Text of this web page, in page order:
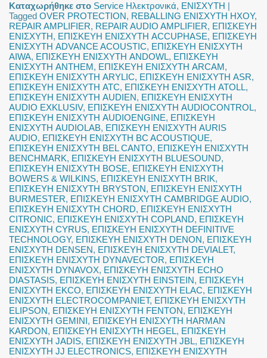
Καταχωρήθηκε στο Service Ηλεκτρονικά, ΕΝΙΣΧΥΤΗ |
Tagged OVER PROTECTION, REBALLING ΕΝΙΣΧΥΤΗ ΗΧΟΥ,
REPAIR AMPLIFIER, REPAIR AUDIO AMPLIFIER, ΕΠΙΣΚΕΥΗ
ΕΝΙΣΧΥΤΗ, ΕΠΙΣΚΕΥΗ ΕΝΙΣΧΥΤΗ ACCUPHASE, ΕΠΙΣΚΕΥΗ
ΕΝΙΣΧΥΤΗ ADVANCE ACOUSTIC, ΕΠΙΣΚΕΥΗ ΕΝΙΣΧΥΤΗ
AIWA, ΕΠΙΣΚΕΥΗ ΕΝΙΣΧΥΤΗ ANDOWL, ΕΠΙΣΚΕΥΗ
ΕΝΙΣΧΥΤΗ ANTHEM, ΕΠΙΣΚΕΥΗ ΕΝΙΣΧΥΤΗ ARCAM,
ΕΠΙΣΚΕΥΗ ΕΝΙΣΧΥΤΗ ARYLIC, ΕΠΙΣΚΕΥΗ ΕΝΙΣΧΥΤΗ ASR,
ΕΠΙΣΚΕΥΗ ΕΝΙΣΧΥΤΗ ATC, ΕΠΙΣΚΕΥΗ ΕΝΙΣΧΥΤΗ ATOLL,
ΕΠΙΣΚΕΥΗ ΕΝΙΣΧΥΤΗ AUDIEN, ΕΠΙΣΚΕΥΗ ΕΝΙΣΧΥΤΗ
AUDIO EXKLUSIV, ΕΠΙΣΚΕΥΗ ΕΝΙΣΧΥΤΗ AUDIOCONTROL,
ΕΠΙΣΚΕΥΗ ΕΝΙΣΧΥΤΗ AUDIOENGINE, ΕΠΙΣΚΕΥΗ
ΕΝΙΣΧΥΤΗ AUDIOLAB, ΕΠΙΣΚΕΥΗ ΕΝΙΣΧΥΤΗ AURIS
AUDIO, ΕΠΙΣΚΕΥΗ ΕΝΙΣΧΥΤΗ BC ACOUSTIQUE,
ΕΠΙΣΚΕΥΗ ΕΝΙΣΧΥΤΗ BEL CANTO, ΕΠΙΣΚΕΥΗ ΕΝΙΣΧΥΤΗ
BENCHMARK, ΕΠΙΣΚΕΥΗ ΕΝΙΣΧΥΤΗ BLUESOUND,
ΕΠΙΣΚΕΥΗ ΕΝΙΣΧΥΤΗ BOSE, ΕΠΙΣΚΕΥΗ ΕΝΙΣΧΥΤΗ
BOWERS & WILKINS, ΕΠΙΣΚΕΥΗ ΕΝΙΣΧΥΤΗ BRIK,
ΕΠΙΣΚΕΥΗ ΕΝΙΣΧΥΤΗ BRYSTON, ΕΠΙΣΚΕΥΗ ΕΝΙΣΧΥΤΗ
BURMESTER, ΕΠΙΣΚΕΥΗ ΕΝΙΣΧΥΤΗ CAMBRIDGE AUDIO,
ΕΠΙΣΚΕΥΗ ΕΝΙΣΧΥΤΗ CHORD, ΕΠΙΣΚΕΥΗ ΕΝΙΣΧΥΤΗ
CITRONIC, ΕΠΙΣΚΕΥΗ ΕΝΙΣΧΥΤΗ COPLAND, ΕΠΙΣΚΕΥΗ
ΕΝΙΣΧΥΤΗ CYRUS, ΕΠΙΣΚΕΥΗ ΕΝΙΣΧΥΤΗ DEFINITIVE
TECHNOLOGY, ΕΠΙΣΚΕΥΗ ΕΝΙΣΧΥΤΗ DENON, ΕΠΙΣΚΕΥΗ
ΕΝΙΣΧΥΤΗ DENSEN, ΕΠΙΣΚΕΥΗ ΕΝΙΣΧΥΤΗ DEVIALET,
ΕΠΙΣΚΕΥΗ ΕΝΙΣΧΥΤΗ DYNAVECTOR, ΕΠΙΣΚΕΥΗ
ΕΝΙΣΧΥΤΗ DYNAVOX, ΕΠΙΣΚΕΥΗ ΕΝΙΣΧΥΤΗ ECHO
DIASTASIS, ΕΠΙΣΚΕΥΗ ΕΝΙΣΧΥΤΗ EINSTEIN, ΕΠΙΣΚΕΥΗ
ΕΝΙΣΧΥΤΗ EKCO, ΕΠΙΣΚΕΥΗ ΕΝΙΣΧΥΤΗ ELAC, ΕΠΙΣΚΕΥΗ
ΕΝΙΣΧΥΤΗ ELECTROCOMPANIET, ΕΠΙΣΚΕΥΗ ΕΝΙΣΧΥΤΗ
ELIPSON, ΕΠΙΣΚΕΥΗ ΕΝΙΣΧΥΤΗ FENTON, ΕΠΙΣΚΕΥΗ
ΕΝΙΣΧΥΤΗ GEMINI, ΕΠΙΣΚΕΥΗ ΕΝΙΣΧΥΤΗ HARMAN
KARDON, ΕΠΙΣΚΕΥΗ ΕΝΙΣΧΥΤΗ HEGEL, ΕΠΙΣΚΕΥΗ
ΕΝΙΣΧΥΤΗ JADIS, ΕΠΙΣΚΕΥΗ ΕΝΙΣΧΥΤΗ JBL, ΕΠΙΣΚΕΥΗ
ΕΝΙΣΧΥΤΗ JJ ELECTRONICS, ΕΠΙΣΚΕΥΗ ΕΝΙΣΧΥΤΗ